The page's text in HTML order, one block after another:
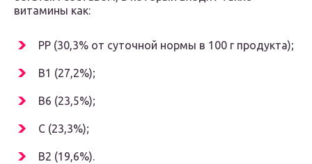
витамины как:
РР (30,3% от суточной нормы в 100 г продукта);
В1 (27,2%);
В6 (23,5%);
С (23,3%);
В2 (19,6%).